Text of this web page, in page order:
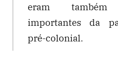
eram também
importantes da
pré-colonial.